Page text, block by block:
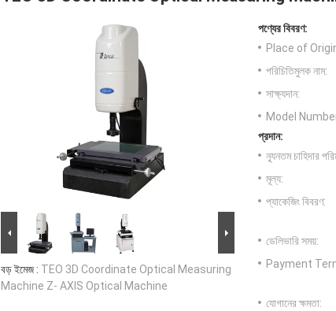
বড় ইমেজ : TEO 3D Coordinate Optical Measuring
Machine Z- AXIS Optical Machine
পণ্যের বিবরণ:
Place of
পরিচিতিমুলক নাম:
সাক্ষ্যদান:
Model
প্রদান:
ন্যূনতম চাহিদার
মূল্য:
প্যাকেজিং বিবরণ:
ডেলিভারি সময়:
Payment
যোগানের ক্ষমতা: